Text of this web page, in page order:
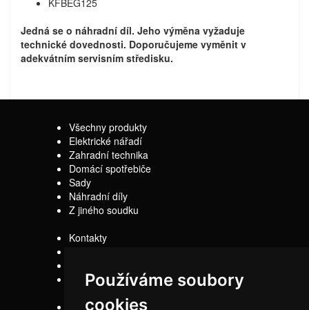
Používáme soubory
cookies
KFBEG125
Jedná se o náhradní díl. Jeho výměna vyžaduje
technické dovednosti. Doporučujeme vyměnit v
adekvátním servisním středisku.
Všechny produkty
Elektrické nářadí
Zahradní technika
Domácí spotřebiče
Sady
Náhradní díly
Z jiného soudku
Kontakty
Obchodní
Reklamační řád